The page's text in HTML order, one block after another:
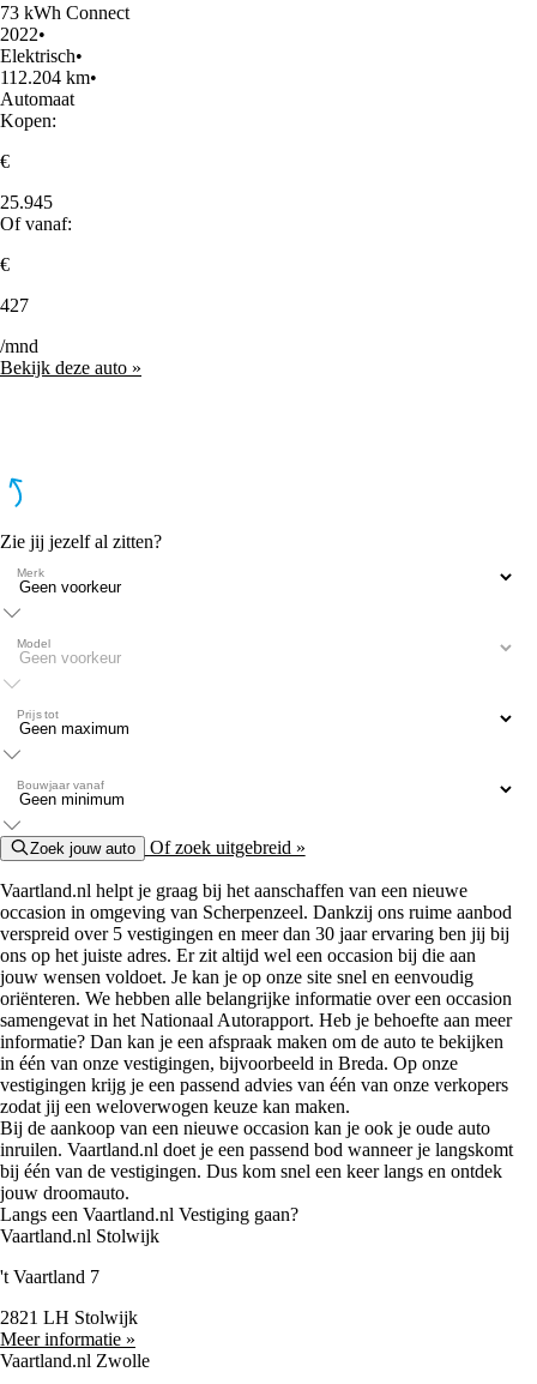
73 kWh Connect
2022•
Elektrisch•
112.204 km•
Automaat
Kopen:
€
25.945
Of vanaf:
€
427
/mnd
Bekijk deze auto »
Zie jij jezelf al zitten?
Merk
Model
Prijs tot
Bouwjaar vanaf
Zoek jouw auto Of zoek uitgebreid »
Vaartland.nl helpt je graag bij het aanschaffen van een nieuwe
occasion in omgeving van Scherpenzeel. Dankzij ons ruime aanbod
verspreid over 5 vestigingen en meer dan 30 jaar ervaring ben jij bij
ons op het juiste adres. Er zit altijd wel een occasion bij die aan
jouw wensen voldoet. Je kan je op onze site snel en eenvoudig
oriënteren. We hebben alle belangrijke informatie over een occasion
samengevat in het Nationaal Autorapport. Heb je behoefte aan meer
informatie? Dan kan je een afspraak maken om de auto te bekijken
in één van onze vestigingen, bijvoorbeeld in Breda. Op onze
vestigingen krijg je een passend advies van één van onze verkopers
zodat jij een weloverwogen keuze kan maken.
Bij de aankoop van een nieuwe occasion kan je ook je oude auto
inruilen. Vaartland.nl doet je een passend bod wanneer je langskomt
bij één van de vestigingen. Dus kom snel een keer langs en ontdek
jouw droomauto.
Langs een Vaartland.nl Vestiging gaan?
Vaartland.nl Stolwijk
't Vaartland 7
2821 LH Stolwijk
Meer informatie »
Vaartland.nl Zwolle